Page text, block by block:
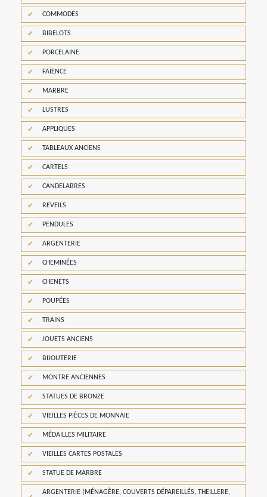
COMMODES
BIBELOTS
PORCELAINE
FAÏENCE
MARBRE
LUSTRES
APPLIQUES
TABLEAUX ANCIENS
CARTELS
CANDELABRES
REVEILS
PENDULES
ARGENTERIE
CHEMINÉES
CHENETS
POUPÉES
TRAINS
JOUETS ANCIENS
BIJOUTERIE
MONTRE ANCIENNES
STATUES DE BRONZE
VIEILLES PIÈCES DE MONNAIE
MÉDAILLES MILITAIRE
VIEILLES CARTES POSTALES
STATUE DE MARBRE
ARGENTERIE (MÉNAGÈRE, COUVERTS DÉPAREILLÉS, THEILLERE,